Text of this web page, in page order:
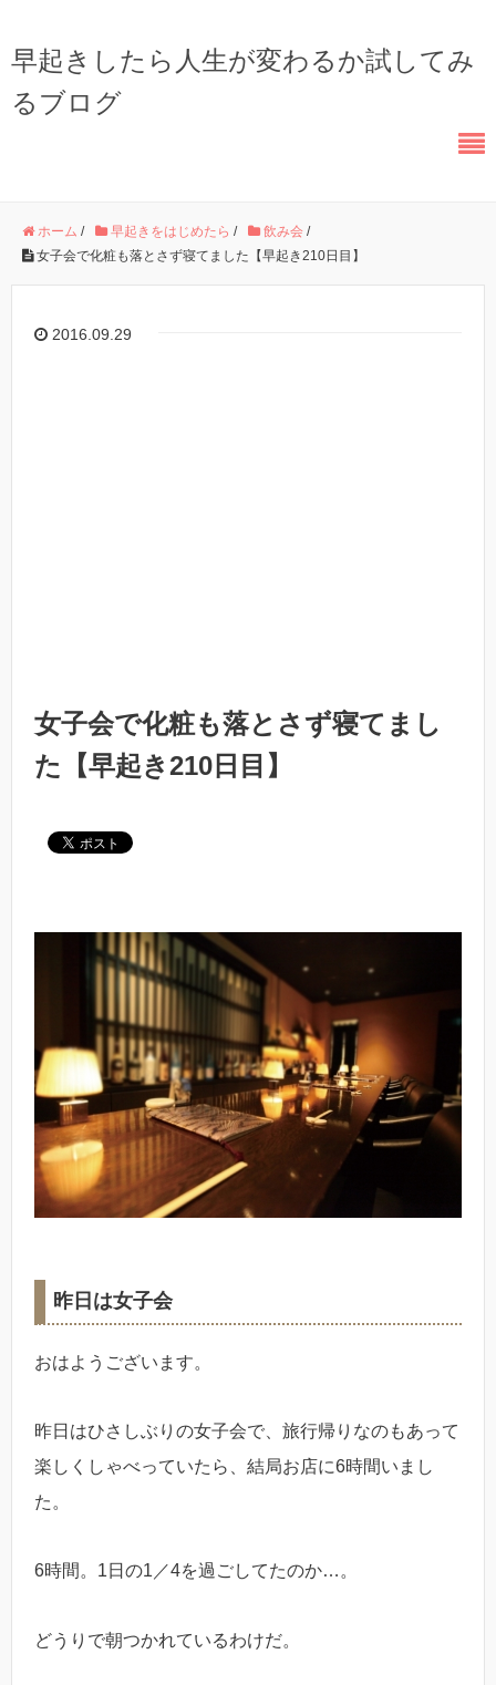
早起きしたら人生が変わるか試してみ
るブログ
ホーム / 早起きをはじめたら / 飲み会 /
女子会で化粧も落とさず寝てました【早起き210日目】
2016.09.29
女子会で化粧も落とさず寝てまし
た【早起き210日目】
昨日は女子会
おはようございます。
昨日はひさしぶりの女子会で、旅行帰りなのもあって
楽しくしゃべっていたら、結局お店に6時間いまし
た。
6時間。1日の1／4を過ごしてたのか…。
どうりで朝つかれているわけだ。